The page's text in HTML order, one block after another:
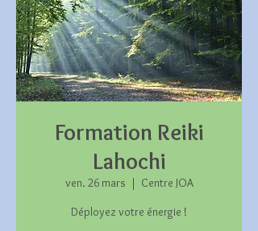
Formation Reiki
Lahochi
ven. 26 mars
  |
Centre JOA
Déployez votre énergie !